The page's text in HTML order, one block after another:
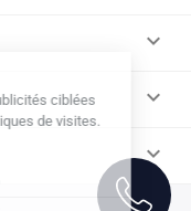


